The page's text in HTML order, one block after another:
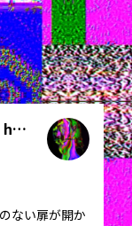
Unauthorized access to the brain has been detected
ない扉が開か